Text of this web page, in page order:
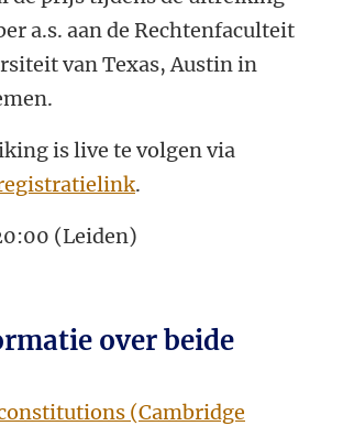
a.s. aan de Rechtenfaculteit
van Texas, Austin in
is live te volgen via
.
(Leiden)
over beide
(Cambridge